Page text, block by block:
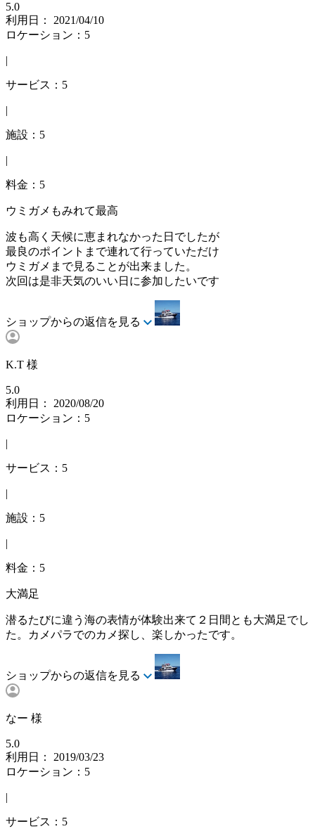
5.0
利用日： 2021/04/10
ロケーション：5
|
サービス：5
|
施設：5
|
料金：5
ウミガメもみれて最高
波も高く天候に恵まれなかった日でしたが
最良のポイントまで連れて行っていただけ
ウミガメまで見ることが出来ました。
次回は是非天気のいい日に参加したいです
ショップからの返信を見る
K.T 様
5.0
利用日： 2020/08/20
ロケーション：5
|
サービス：5
|
施設：5
|
料金：5
大満足
潜るたびに違う海の表情が体験出来て２日間とも大満足でし
た。カメパラでのカメ探し、楽しかったです。
ショップからの返信を見る
なー 様
5.0
利用日： 2019/03/23
ロケーション：5
|
サービス：5